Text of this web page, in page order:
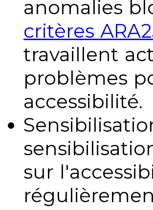
anomalies
critères
travaillent
problèmes
accessibilité.
sur